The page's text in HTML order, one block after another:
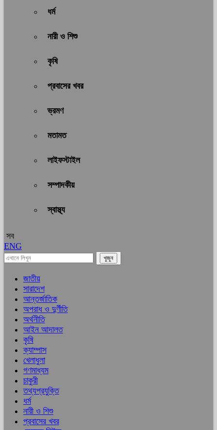
ধর্ম
নারী ও শিশু
কৃষি
প্রবাসের খবর
ভ্রমণ
মতামত
লাইফস্টাইল
সম্পাদকীয়
স্বাস্থ্য
সব
ENG
জাতীয়
সারাদেশ
আন্তর্জাতিক
অপরাধ ও দুর্ণীতি
অর্থনীতি
আইন আদালত
কৃষি
ক্যাম্পাস
খেলাধুলা
গণমাধ্যম
চাকুরী
তথ্যপ্রযুক্তি
ধর্ম
নারী ও শিশু
প্রবাসের খবর